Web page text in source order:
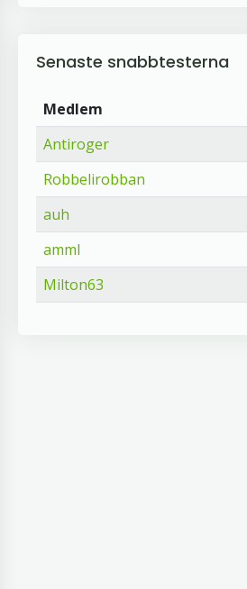
Senaste snabbtesterna
Medlem
Antiroger
Robbelirobban
auh
amml
Milton63